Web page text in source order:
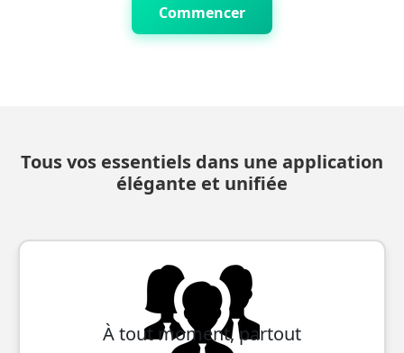
Commencer
Tous vos essentiels dans une application
élégante et unifiée
À tout moment, partout